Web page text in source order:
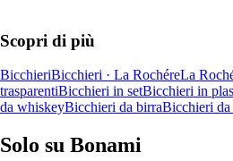
Scopri di più
BicchieriBicchieri · La RochéreLa
trasparentiBicchieri in setBicchieri in
da whiskeyBicchieri da birraBicchieri
Solo su Bonami